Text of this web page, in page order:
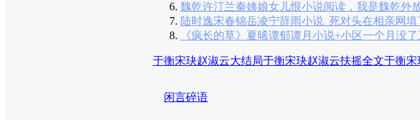
魏乾许汀兰秦姨娘女儿恨小说阅读，我是魏乾外
陆时逸宋春锦岳凌宁辞雨小说_死对头在相亲网
《疯长的草》夏晞谭郁谭月小说+小区一个月没
于衡宋玦赵淑云大结局于衡宋玦赵淑云扶摇全文于衡宋
闲言碎语